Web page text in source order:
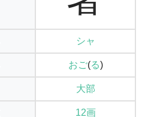
シャ
おご(る)
大部
12画